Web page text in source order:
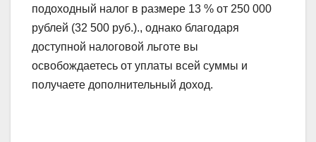
подоходный налог в размере 13 % от 250 000
рублей (32 500 руб.)., однако благодаря
доступной налоговой льготе вы
освобождаетесь от уплаты всей суммы и
получаете дополнительный доход.